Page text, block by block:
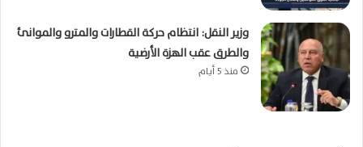
وزير النقل: انتظام حركة القطارات والمترو والموانئ
والطرق عقب الهزة الأرضية
منذ 5 أيام